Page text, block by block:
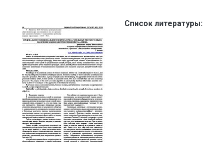
Список литературы: